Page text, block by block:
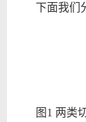
下面我们分
图1 两类切